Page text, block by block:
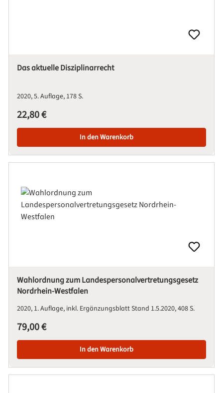
Das aktuelle Disziplinarrecht
20205. Auflage 178 S.
Regulärer Preis:
22,80 €
In den Warenkorb
Wahlordnung zum Landespersonalvertretungsgesetz
Nordrhein-Westfalen
2020 1. Auflage, inkl. Ergänzungsblatt Stand 1.5.2020408 S.
Regulärer Preis:
79,00 €
In den Warenkorb